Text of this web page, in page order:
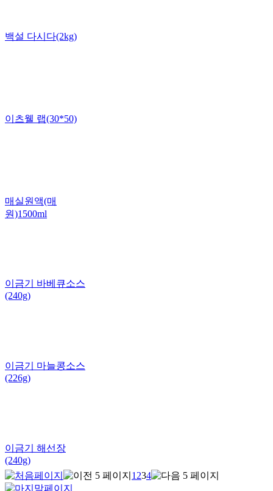
백설 다시다(2kg)
이츠웰 랩(30*50)
매실원액(매
원)1500ml
이금기 바베큐소스
(240g)
이금기 마늘콩소스
(226g)
이금기 해선장
(240g)
1 234